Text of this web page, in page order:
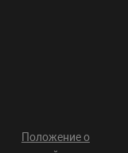
Положение о